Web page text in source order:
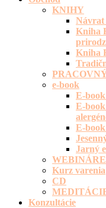
KNIHY
Návrat
Kniha
Kniha
e-book
E-
E-
E-
Jarný
WEBINÁRE
Kurz varenia
CD
Konzultácie